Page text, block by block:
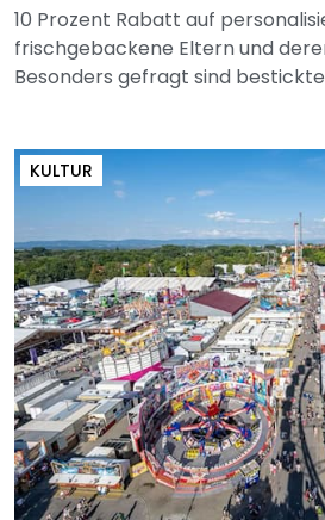
10 Prozent Rabatt auf
frischgebackene Eltern und
Besonders gefragt sind bestickte
KULTUR